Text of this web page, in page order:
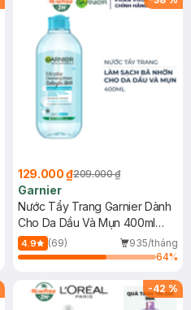
129.000 ₫209.000 ₫
Garnier
Nước Tẩy Trang Garnier Dành
Cho Da Dầu Và Mụn 400ml
(Mới)
4.9 (69)
935/tháng
64%
-42 %